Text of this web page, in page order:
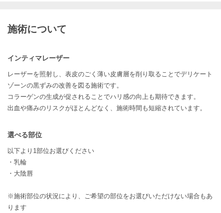
施術について
インティマレーザー
レーザーを照射し、表皮のごく薄い皮膚層を削り取ることでデリケート
ゾーンの黒ずみの改善を図る施術です。
コラーゲンの生成が促されることでハリ感の向上も期待できます。
出血や痛みのリスクがほとんどなく、施術時間も短縮されています。
選べる部位
以下より1部位お選びください
・乳輪
・大陰唇
※施術部位の状況により、ご希望の部位をお選びいただけない場合もあ
ります